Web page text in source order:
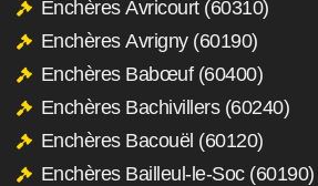
Enchères Avricourt (60310)
Enchères Avrigny (60190)
Enchères Babœuf (60400)
Enchères Bachivillers (60240)
Enchères Bacouël (60120)
Enchères Bailleul-le-Soc (60190)